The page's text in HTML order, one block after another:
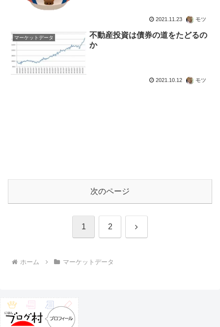
2021.11.23 モツ
マーケットデータ
不動産投資は債券の道をたどるの
か
2021.10.12 モツ
次のページ
1 2 次
ホーム マーケットデータ